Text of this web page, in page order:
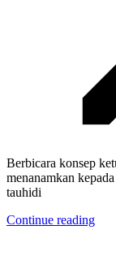
Berbicara konsep
menanamkan
tauhidi
Continue reading